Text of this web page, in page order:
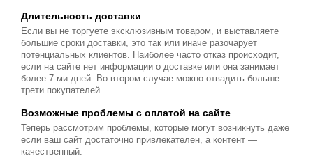
Длительность доставки
Если вы не торгуете эксклюзивным товаром, и выставляете
большие сроки доставки, это так или иначе разочарует
потенциальных клиентов. Наиболее часто отказ происходит,
если на сайте нет информации о доставке или она занимает
более 7-ми дней. Во втором случае можно отвадить больше
трети покупателей.
Возможные проблемы с оплатой на сайте
Теперь рассмотрим проблемы, которые могут возникнуть даже
если ваш сайт достаточно привлекателен, а контент —
качественный.